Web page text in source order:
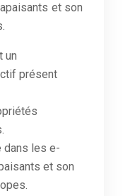
et son
un
présent
dans les e-
et son